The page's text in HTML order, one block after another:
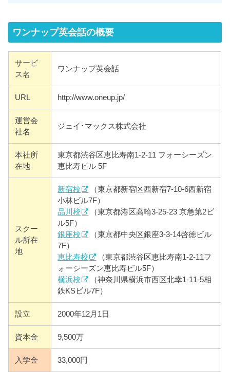
ワンナップ英会話の概要
サービ
ス名
ワンナップ英会話
URL http://www.oneup.jp/
運営会
社名
ジェイ･マックス株式会社
本社所
在地
東京都渋谷区恵比寿南1-2-11 フォーシーズン
恵比寿ビル 5F
スクー
ル所在
地
新宿校
（東京都新宿区西新宿7-10-6西新宿
小林ビル7F）
品川校
（東京都港区高輪3-25-23 京急第2ビ
ル5F）
銀座校
（東京都中央区銀座3-3-14啓徳ビル
7F）
恵比寿校
（東京都渋谷区恵比寿南1-2-11フ
ォーシーズン恵比寿ビル5F）
横浜校
（神奈川県横浜市西区北幸1-11-5相
鉄KSビル7F）
設立 2000年12月1日
資本金 9,500万
入学金 33,000円